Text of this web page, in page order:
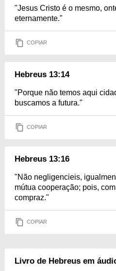
"Jesus Cristo é o mesmo,
eternamente."
COPIAR
Hebreus 13:14
"Porque não temos aqui
buscamos a futura."
COPIAR
Hebreus 13:16
"Não negligencieis,
mútua cooperação; pois,
compraz."
COPIAR
Livro de Hebreus em